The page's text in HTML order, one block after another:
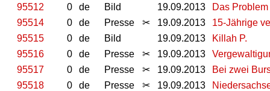
95512
0 de Bild 19.09.2013
Das
95514
0 de Presse ✂ 19.09.2013
15-Jährige
95515
0 de Bild 19.09.2013
Killah P.
95516
0 de Presse ✂ 19.09.2013
95517
0 de Presse ✂ 19.09.2013
Bei zwei
95518
0 de Presse ✂ 19.09.2013